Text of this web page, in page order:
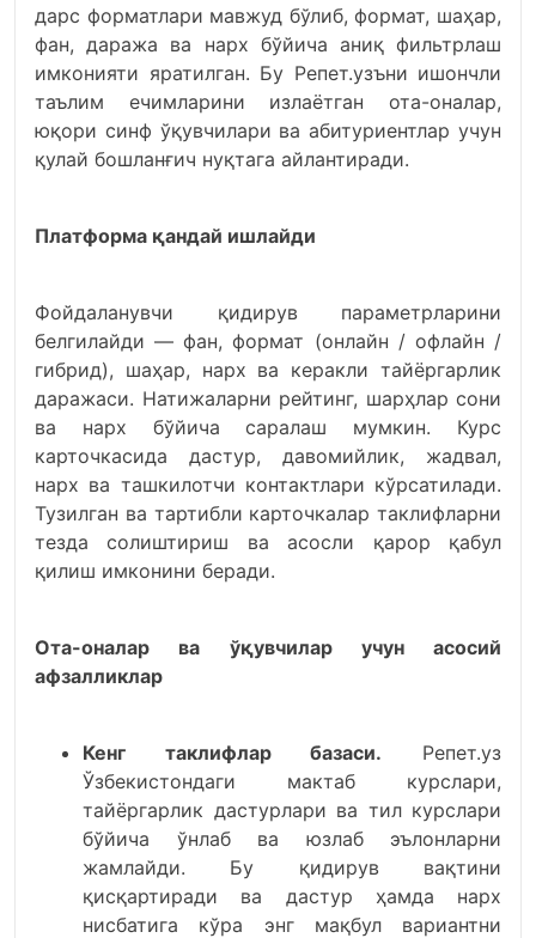
дарс форматлари мавжуд бўлиб, формат, шаҳар,
фан, даража ва нарх бўйича аниқ фильтрлаш
имконияти яратилган. Бу Репет.узъни ишончли
таълим ечимларини излаётган ота-оналар,
юқори синф ўқувчилари ва абитуриентлар учун
қулай бошланғич нуқтага айлантиради.
Платформа қандай ишлайди
Фойдаланувчи қидирув параметрларини
белгилайди — фан, формат (онлайн / офлайн /
гибрид), шаҳар, нарх ва керакли тайёргарлик
даражаси. Натижаларни рейтинг, шарҳлар сони
ва нарх бўйича саралаш мумкин. Курс
карточкасида дастур, давомийлик, жадвал,
нарх ва ташкилотчи контактлари кўрсатилади.
Тузилган ва тартибли карточкалар таклифларни
тезда солиштириш ва асосли қарор қабул
қилиш имконини беради.
Ота-оналар ва ўқувчилар учун асосий
афзалликлар
Кенг таклифлар базаси. Репет.уз
Ўзбекистондаги мактаб курслари,
тайёргарлик дастурлари ва тил курслари
бўйича ўнлаб ва юзлаб эълонларни
жамлайди. Бу қидирув вақтини
қисқартиради ва дастур ҳамда нарх
нисбатига кўра энг мақбул вариантни